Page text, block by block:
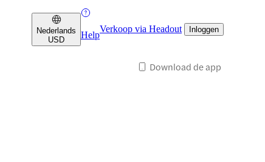
Nederlands
USD
Help
Verkoop via Headout Inloggen
Download de app